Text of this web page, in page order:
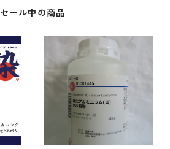
セール中の商品